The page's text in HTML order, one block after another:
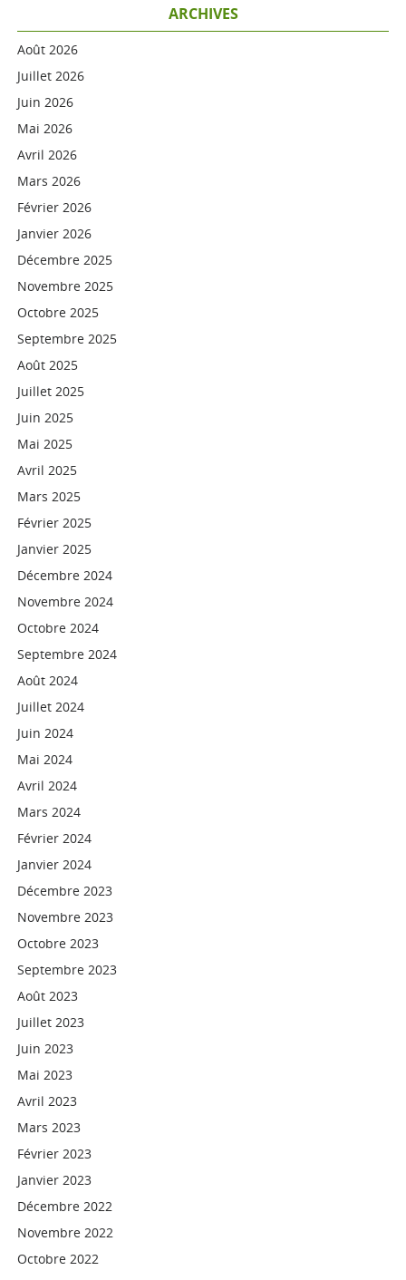
ARCHIVES
Août 2026
Juillet 2026
Juin 2026
Mai 2026
Avril 2026
Mars 2026
Février 2026
Janvier 2026
Décembre 2025
Novembre 2025
Octobre 2025
Septembre 2025
Août 2025
Juillet 2025
Juin 2025
Mai 2025
Avril 2025
Mars 2025
Février 2025
Janvier 2025
Décembre 2024
Novembre 2024
Octobre 2024
Septembre 2024
Août 2024
Juillet 2024
Juin 2024
Mai 2024
Avril 2024
Mars 2024
Février 2024
Janvier 2024
Décembre 2023
Novembre 2023
Octobre 2023
Septembre 2023
Août 2023
Juillet 2023
Juin 2023
Mai 2023
Avril 2023
Mars 2023
Février 2023
Janvier 2023
Décembre 2022
Novembre 2022
Octobre 2022